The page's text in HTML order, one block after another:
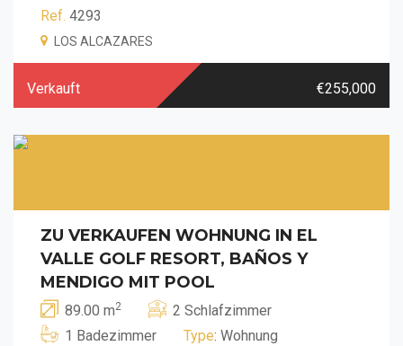
Ref. 4293
LOS ALCAZARES
Verkauft €255,000
ZU VERKAUFEN WOHNUNG IN EL
VALLE GOLF RESORT, BAÑOS Y
MENDIGO MIT POOL
89.00 m2
2 Schlafzimmer
1 Badezimmer
Type: Wohnung